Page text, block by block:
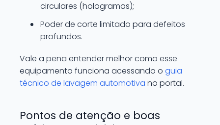
circulares (hologramas);
Poder de corte limitado para defeitos
profundos.
Vale a pena entender melhor como esse
equipamento funciona acessando o guia
técnico de lavagem automotiva no portal.
Pontos de atenção e boas